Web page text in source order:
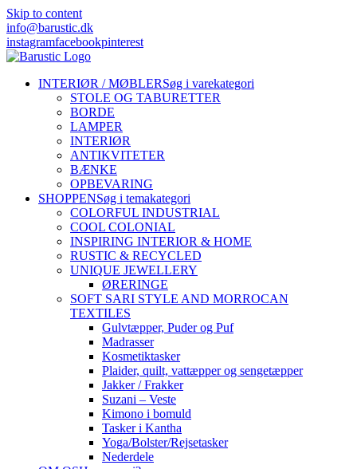
Skip to content
info@barustic.dk
instagramfacebookpinterest
INTERIØR / MØBLERSøg i varekategori
STOLE OG TABURETTER
BORDE
LAMPER
INTERIØR
ANTIKVITETER
BÆNKE
OPBEVARING
SHOPPENSøg i temakategori
COLORFUL INDUSTRIAL
COOL COLONIAL
INSPIRING INTERIOR & HOME
RUSTIC & RECYCLED
UNIQUE JEWELLERY
ØRERINGE
SOFT SARI STYLE AND MORROCAN
TEXTILES
Gulvtæpper, Puder og Puf
Madrasser
Kosmetiktasker
Plaider, quilt, vattæpper og sengetæpper
Jakker / Frakker
Suzani – Veste
Kimono i bomuld
Tasker i Kantha
Yoga/Bolster/Rejsetasker
Nederdele